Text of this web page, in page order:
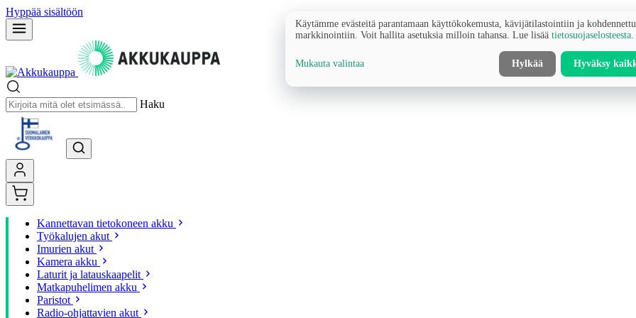
Hyppää sisältöön
Haku
Kannettavan tietokoneen akku
Työkalujen akut
Imurien akut
Kamera akku
Laturit ja latauskaapelit
Matkapuhelimen akku
Paristot
Radio-ohjattavien akut
Käytämme evästeitä parantamaan käyttökokemusta, kävijätilastointiin ja
markkinointiin. Voit hallita asetuksia milloin tahansa. Lue lisää tietosuojaselosteesta
Mukauta valintaa Hylkää Hyväksy